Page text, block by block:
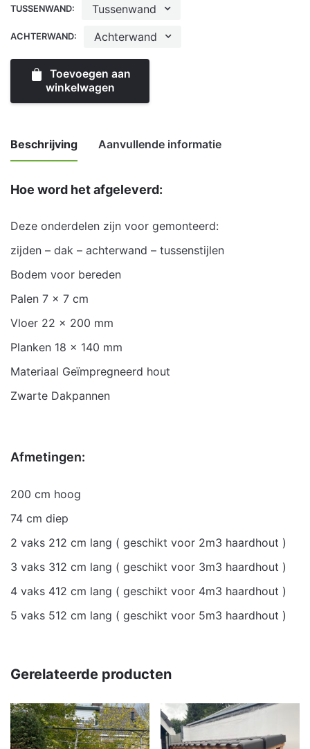
TUSSENWAND: Tussenwand
ACHTERWAND: Achterwand
Toevoegen aan
winkelwagen
Beschrijving Aanvullende informatie
Hoe word het afgeleverd:
Deze onderdelen zijn voor gemonteerd:
zijden – dak – achterwand – tussenstijlen
Bodem voor bereden
Palen 7 x 7 cm
Vloer 22 x 200 mm
Planken 18 x 140 mm
Materiaal Geïmpregneerd hout
Zwarte Dakpannen
Afmetingen:
200 cm hoog
74 cm diep
2 vaks 212 cm lang ( geschikt voor 2m3 haardhout )
3 vaks 312 cm lang ( geschikt voor 3m3 haardhout )
4 vaks 412 cm lang ( geschikt voor 4m3 haardhout )
5 vaks 512 cm lang ( geschikt voor 5m3 haardhout )
vakken
1 Vaks, 2 Vaks, 3 Vaks, 4 Vaks, 5 Vaks
Achterwand ja, Nee
Gerelateerde producten